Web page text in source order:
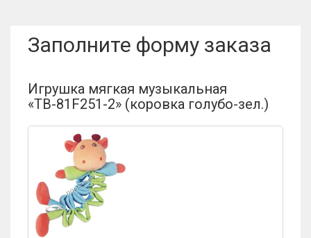
Заполните форму заказа
Игрушка мягкая музыкальная
«ТВ-81F251-2» (коровка голубо-зел.)